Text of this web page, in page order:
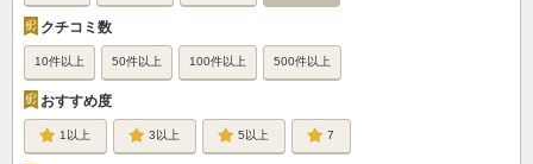
クチコミ数
10件以上 50件以上 100件以上 500件以上
おすすめ度
1 3 5 7